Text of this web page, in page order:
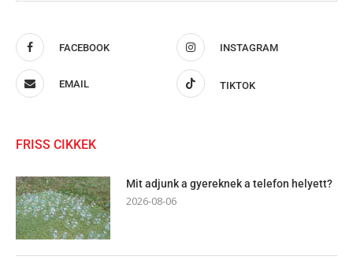
FACEBOOK INSTAGRAM
EMAIL TIKTOK
FRISS CIKKEK
Mit adjunk a gyereknek a telefon helyett?
2026-08-06